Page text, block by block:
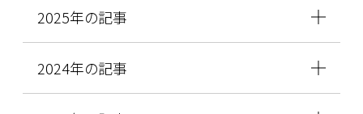
2025年の記事
2024年の記事